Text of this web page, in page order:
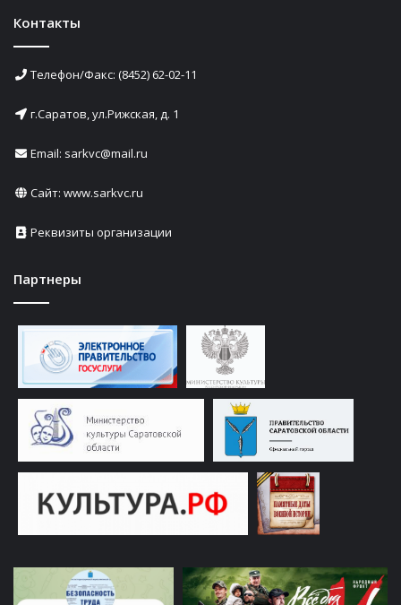
Контакты
Телефон/Факс: (8452) 62-02-11
г.Саратов, ул.Рижская, д. 1
Email: sarkvc@mail.ru
Сайт: www.sarkvc.ru
Реквизиты организации
Партнеры